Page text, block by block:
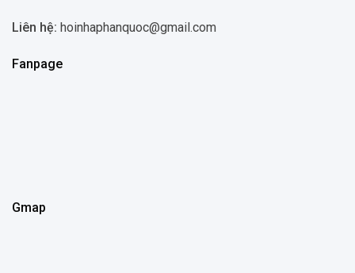
Liên hệ: hoinhaphanquoc@gmail.com
Fanpage
Gmap